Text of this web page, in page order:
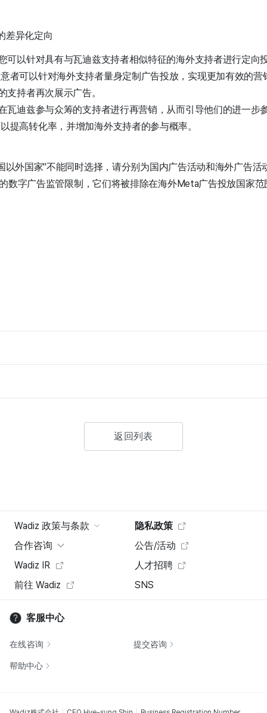
差异化定向
可以针对具有与瓦迪兹支持者相似特征的海外支持者进行定向
者可以针对海外支持者量身定制广告投放，实现更加有效的营
支持者再次展示广告。
瓦迪兹参与众筹的支持者进行再营销，从而引导他们的进一步
提高转化率，并增加海外支持者的参与概率。
以外国家"不能同时选择，请分别为国内广告活动和海外广告活
数字广告监管限制，它们将被排除在海外Meta广告投放国家范
返回列表
Wadiz 政策与条款
隐私政策
合作咨询
公告/活动
Wadiz IR
人才招聘
前往 Wadiz
SNS
客服中心
在线咨询 提交咨询
帮助中心